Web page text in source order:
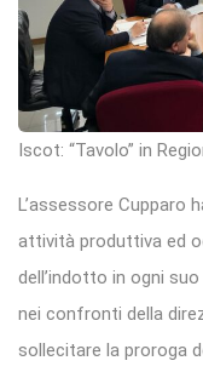
Iscot: “Tavolo” in
L’assessore Cupparo
attività produttiva ed
dell’indotto in ogni
nei confronti della
sollecitare la proroga